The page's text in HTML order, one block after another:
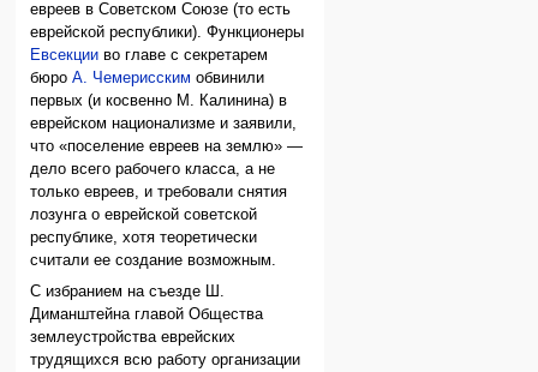
евреев в Советском Союзе (то есть
еврейской республики). Функционеры
Евсекции во главе с секретарем
бюроА. Чемерисским обвинили
первых (и косвенно М. Калинина) в
еврейском национализме и заявили,
что «поселение евреев на землю» —
дело всего рабочего класса, а не
только евреев, и требовали снятия
лозунга о еврейской советской
республике, хотя теоретически
считали ее создание возможным.
С избранием на съезде Ш.
Диманштейна главой Общества
землеустройства еврейских
трудящихся всю работу организации